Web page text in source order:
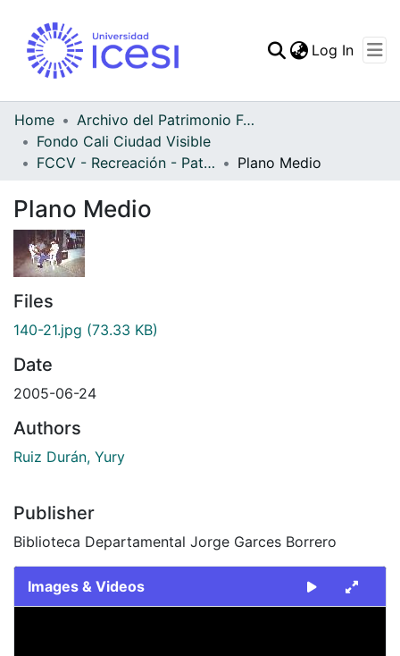
Log In
Home
Archivo del Patrimonio Fotográfico y Fílmico del Valle del Cauca
Fondo Cali Ciudad Visible
FCCV - Recreación - Patrimonial
Plano Medio
Plano Medio
Files
140-21.jpg (73.33 KB)
Date
2005-06-24
Authors
Ruiz Durán, Yury
Publisher
Biblioteca Departamental Jorge Garces Borrero
Images & Videos